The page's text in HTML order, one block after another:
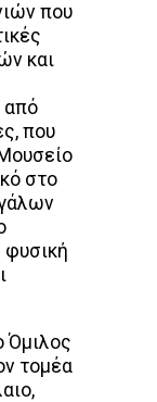
που
και
από
που
στο
φυσική
Όμιλος
τομέα